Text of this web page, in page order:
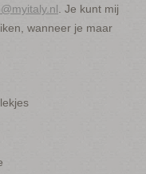
. Je kunt mij
wanneer je maar